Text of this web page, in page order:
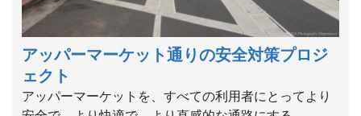
アッパーマーケット通りの安全対策プロジ
ェクト
アッパーマーケットを、すべての利用者にとってより